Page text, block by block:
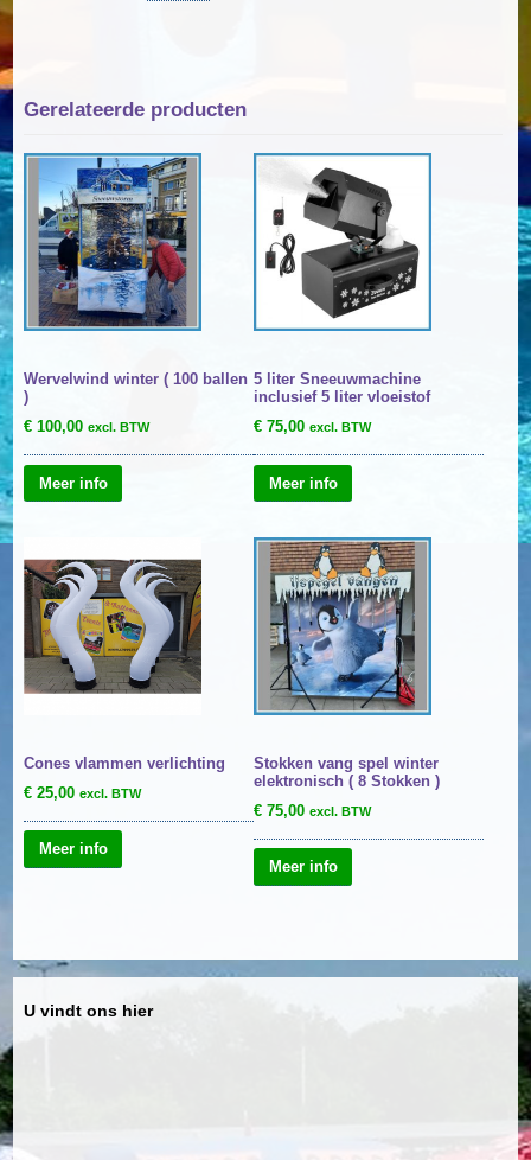
Gerelateerde producten
Wervelwind winter ( 100 ballen
)
€100,00 excl. BTW
Meer info
5 liter Sneeuwmachine
inclusief 5 liter vloeistof
€75,00 excl. BTW
Meer info
Cones vlammen verlichting
€25,00 excl. BTW
Meer info
Stokken vang spel winter
elektronisch ( 8 Stokken )
€75,00 excl. BTW
Meer info
U vindt ons hier